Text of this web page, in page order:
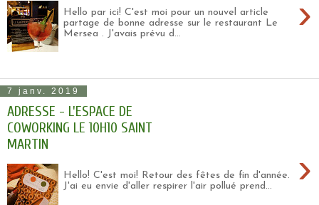
›
Hello par ici! C'est moi pour un nouvel article
partage de bonne adresse sur le restaurant Le
Mersea . J'avais prévu d...
7 janv. 2019
ADRESSE - L'ESPACE DE
COWORKING LE 10H10 SAINT
MARTIN
›
Hello! C'est moi! Retour des fêtes de fin d'année.
J'ai eu envie d'aller respirer l'air pollué prend...